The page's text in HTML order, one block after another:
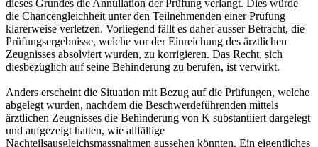
dieses Grundes die Annullation der Prüfung verlangt. Dies würde
die Chancengleichheit unter den Teilnehmenden einer Prüfung
klarerweise verletzen. Vorliegend fällt es daher ausser Betracht, die
Prüfungsergebnisse, welche vor der Einreichung des ärztlichen
Zeugnisses absolviert wurden, zu korrigieren. Das Recht, sich
diesbezüglich auf seine Behinderung zu berufen, ist verwirkt.
Anders erscheint die Situation mit Bezug auf die Prüfungen, welche
abgelegt wurden, nachdem die Beschwerdeführenden mittels
ärztlichen Zeugnisses die Behinderung von K substantiiert dargelegt
und aufgezeigt hatten, wie allfällige
Nachteilsausgleichsmassnahmen aussehen könnten. Ein eigentliches